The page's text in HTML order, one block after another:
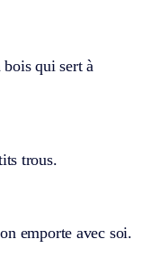
bois qui sert à
trous.
emporte avec soi.